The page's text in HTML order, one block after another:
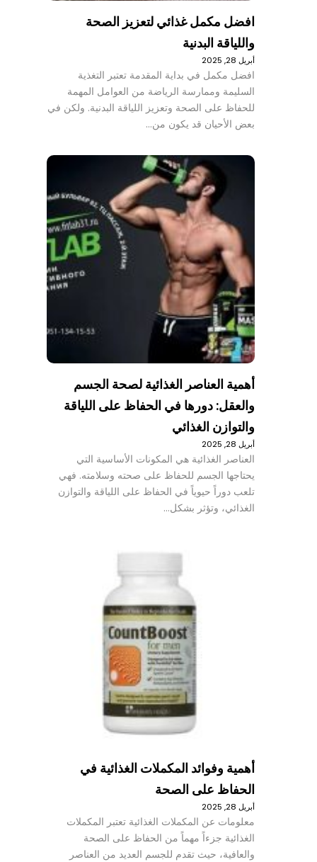
افضل مكمل غذائي لتعزيز الصحة
واللياقة البدنية
أبريل 28, 2025
افضل مكمل في بداية المقدمة تعتبر التغذية
السليمة وممارسة الرياضة من العوامل المهمة
للحفاظ على الصحة وتعزيز اللياقة البدنية. ولكن في
بعض الأحيان قد يكون من…
أهمية العناصر الغذائية لصحة الجسم
والعقل: دورها في الحفاظ على اللياقة
والتوازن الغذائي
أبريل 28, 2025
العناصر الغذائية هي المكونات الأساسية التي
يحتاجها الجسم للحفاظ على صحته وسلامته. فهي
تلعب دوراً حيوياً في الحفاظ على اللياقة والتوازن
الغذائي، وتؤثر بشكل…
أهمية وفوائد المكملات الغذائية في
الحفاظ على الصحة
أبريل 28, 2025
معلومات عن المكملات الغذائية تعتبر المكملات
الغذائية جزءاً مهماً من الحفاظ على الصحة
والعافية، حيث تقدم للجسم العديد من العناصر